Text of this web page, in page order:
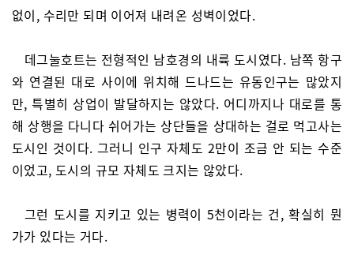
없이, 수리만 되며 이어져 내려온 성벽이었다.
데그눌호트는 전형적인 남호경의 내륙 도시였다. 남쪽 항구
와 연결된 대로 사이에 위치해 드나드는 유동인구는 많았지
만, 특별히 상업이 발달하지는 않았다. 어디까지나 대로를 통
해 상행을 다니다 쉬어가는 상단들을 상대하는 걸로 먹고사는
도시인 것이다. 그러니 인구 자체도 2만이 조금 안 되는 수준
이었고, 도시의 규모 자체도 크지는 않았다.
그런 도시를 지키고 있는 병력이 5천이라는 건, 확실히 뭔
가가 있다는 거다.